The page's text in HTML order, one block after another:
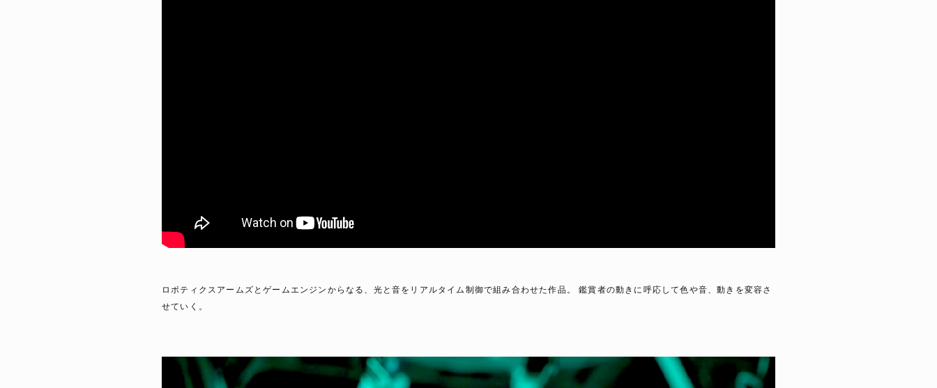
ロボティクスアームズとゲームエンジンからなる、光と音をリアルタイム制御で組み合わせた作品。 鑑賞者の動きに呼応して色や音、動きを変容さ
せていく。